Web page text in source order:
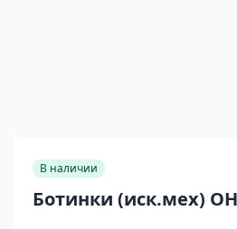
В наличии
Ботинки (иск.мех)